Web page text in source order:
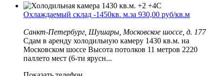
Охлаждаемый склад -1450кв. м.за 930,00 руб/кв.м
Санкт-Петербург, Шушары, Московское шоссе, д. 177
Cдам в аренду холодильную камеру 1430 кв.м. на
Московском шоссе Высота потолков 11 метров 2220
паллето мест (6-ти ярусн...